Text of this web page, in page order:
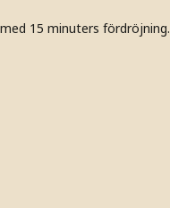
15 minuters fördröjning.